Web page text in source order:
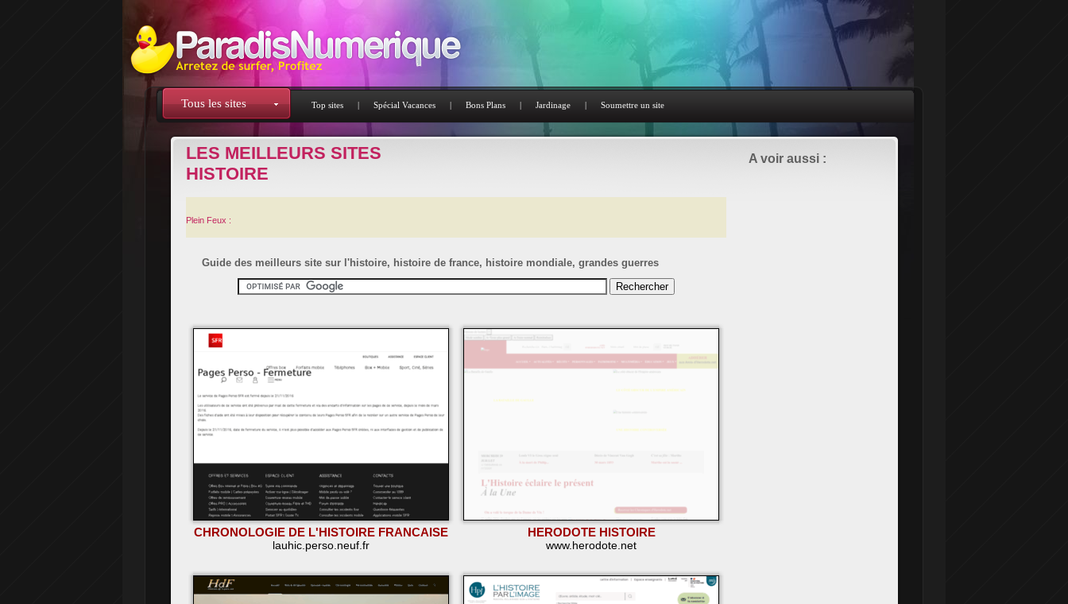
Tous les sites Top sites | Spécial Vacances | Bons Plans | Jardinage | Soumettre un site
LES MEILLEURS SITES
HISTOIRE
Plein Feux :
Guide des meilleurs site sur l'histoire, histoire de france, histoire mondiale, grandes guerres
CHRONOLOGIE DE L'HISTOIRE FRANCAISE
lauhic.perso.neuf.fr
HERODOTE HISTOIRE
www.herodote.net
A voir aussi :